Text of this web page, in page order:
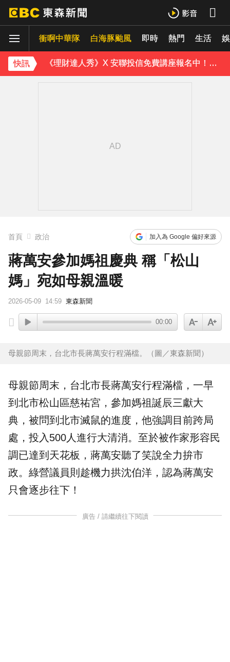
衝啊中華隊 白海豚颱風 即時 熱門 生活
快訊
下載東森App，隨時掌握天下大小事！
《理財達人秀》X 安聯投信免費講座報名中！搶先卡位 2027
首頁 政治 加入為 Google 偏好來源
蔣萬安參加媽祖慶典 稱「松山
媽」宛如母親溫暖
2026-05-09 14:59 東森新聞
00:00
母親節周末，台北市長蔣萬安行程滿檔。（圖／東森新聞）
母親節周末，台北市長蔣萬安行程滿檔，一早
到北市松山區慈祐宮，參加媽祖誕辰三獻大
典，被問到北市滅鼠的進度，他強調目前跨局
處，投入500人進行大清消。至於被作家形容民
調已達到天花板，蔣萬安聽了笑說全力拚市
政。綠營議員則趁機力拱沈伯洋 ，認為蔣萬安
只會逐步往下！
廣告 / 請繼續往下閱讀